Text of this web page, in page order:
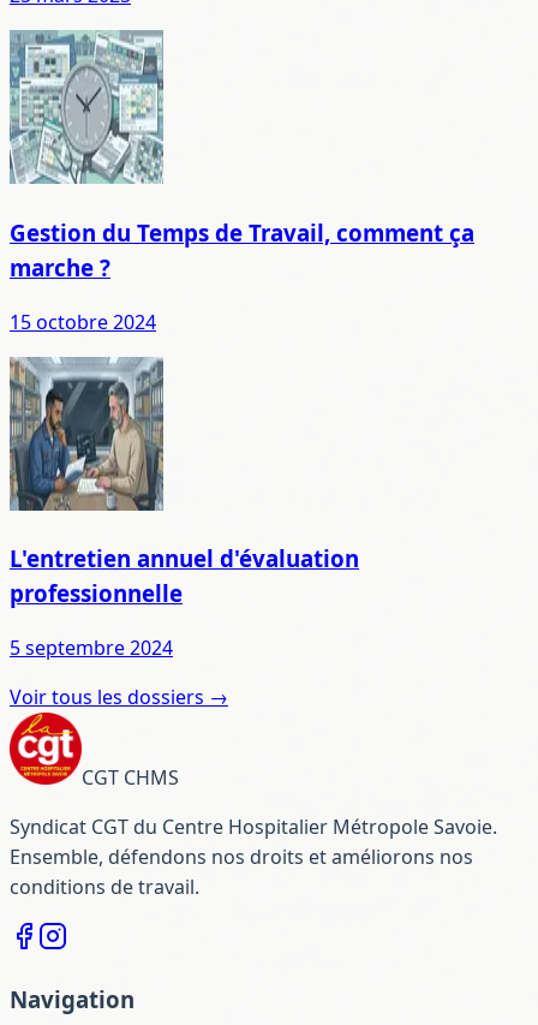
Gestion du Temps de Travail, comment ça
marche ?
15 octobre 2024
L'entretien annuel d'évaluation
professionnelle
5 septembre 2024
Voir tous les dossiers →
CGT CHMS
Syndicat CGT du Centre Hospitalier Métropole Savoie.
Ensemble, défendons nos droits et améliorons nos
conditions de travail.
Navigation